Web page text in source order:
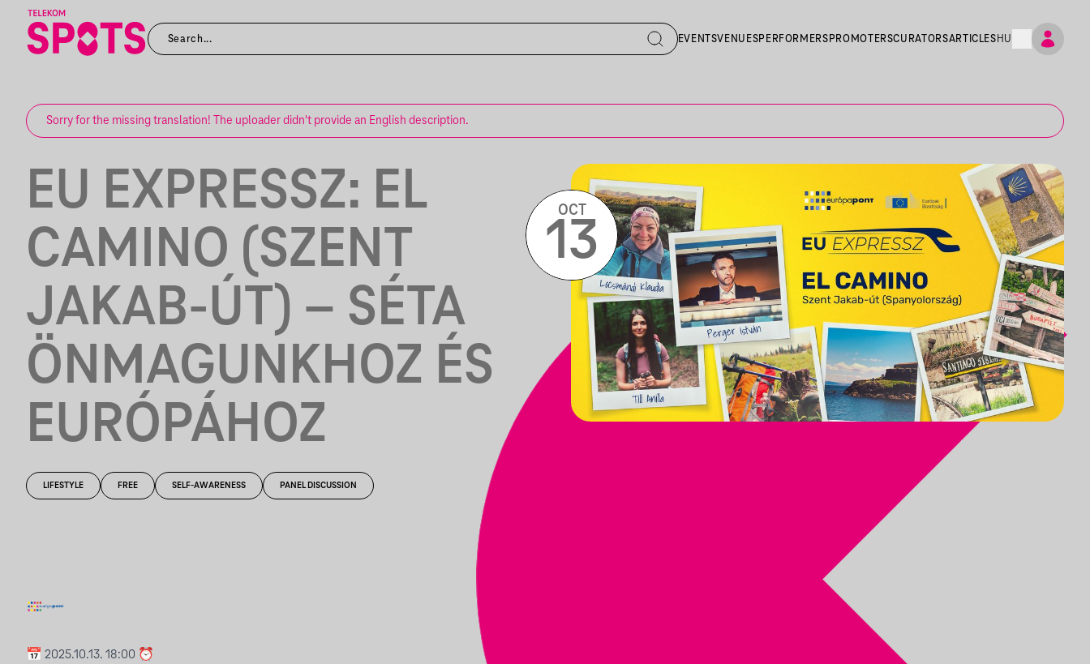
EVENTSVENUESPERFORMERS PROMOTERSCURATORSARTICLES HU
Sorry for the missing translation! The uploader didn't provide an English description.
EU EXPRESSZ: EL
CAMINO (SZENT
JAKAB-ÚT) – SÉTA
ÖNMAGUNKHOZ ÉS
EURÓPÁHOZ
LIFESTYLE FREE SELF-AWARENESS PANEL DISCUSSION
📅 2025.10.13. 18:00 ⏰
OCT
13